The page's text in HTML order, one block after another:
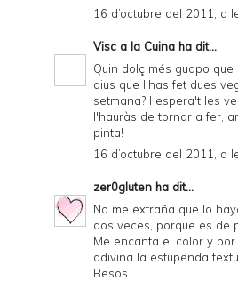
16 d’octubre del 2011, a
Visc a la Cuina ha dit...
Quin dolç més guapo
dius que l'has fet dues
setmana? I espera't les
l'hauràs de tornar a fer,
pinta!
16 d’octubre del 2011, a
zer0gluten ha dit...
No me extraña que lo
dos veces, porque es de
Me encanta el color y
adivina la estupenda
Besos.